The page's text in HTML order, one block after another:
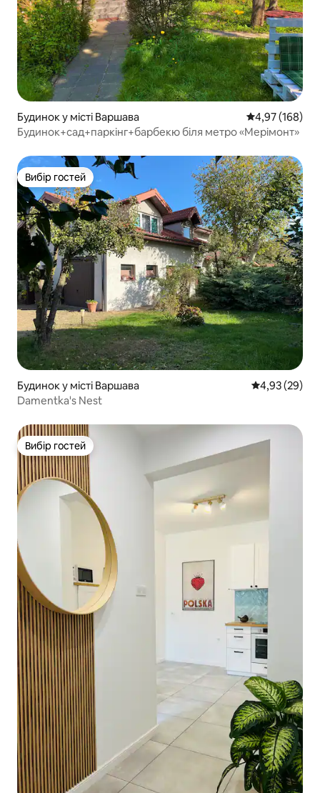
Будинок у місті Варшава Середня
4,97 (168)
Будинок+сад+паркінг+барбекю біля метро «Мерімонт»
Вибір гостей
Вибір гостей
Будинок у місті Варшава Середня
4,93 (29)
Damentka's Nest
Вибір гостей
Вибір гостей